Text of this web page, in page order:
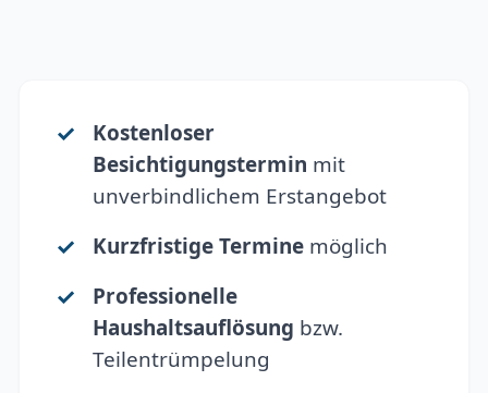
Kostenloser
Besichtigungstermin mit
unverbindlichem Erstangebot
Kurzfristige Terminemöglich
Professionelle
Haushaltsauflösung bzw.
Teilentrümpelung